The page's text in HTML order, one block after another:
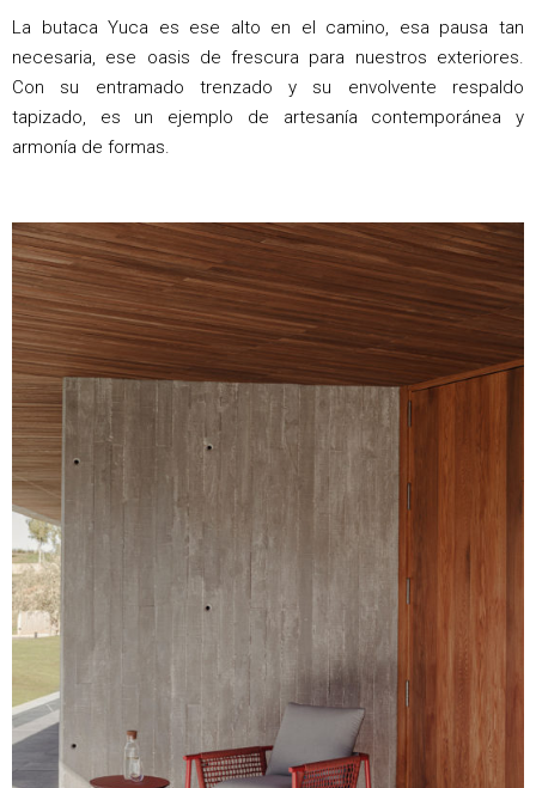
La butaca Yuca es ese alto en el camino, esa pausa tan
necesaria, ese oasis de frescura para nuestros exteriores.
Con su entramado trenzado y su envolvente respaldo
tapizado, es un ejemplo de artesanía contemporánea y
armonía de formas.